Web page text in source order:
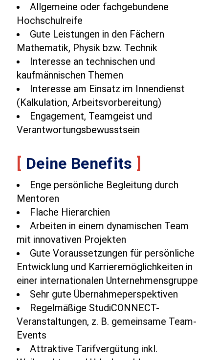
Allgemeine oder fachgebundene
Hochschulreife
Gute Leistungen in den Fächern
Mathematik, Physik bzw. Technik
Interesse an technischen und
kaufmännischen Themen
Interesse am Einsatz im Innendienst
(Kalkulation, Arbeitsvorbereitung)
Engagement, Teamgeist und
Verantwortungsbewusstsein
[ Deine Benefits ]
Enge persönliche Begleitung durch
Mentoren
Flache Hierarchien
Arbeiten in einem dynamischen Team
mit innovativen Projekten
Gute Voraussetzungen für persönliche
Entwicklung und Karrieremöglichkeiten in
einer internationalen Unternehmensgruppe
Sehr gute Übernahmeperspektiven
Regelmäßige StudiCONNECT-
Veranstaltungen, z. B. gemeinsame Team-
Events
Attraktive Tarifvergütung inkl.